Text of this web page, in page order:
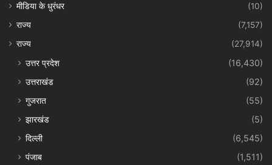
मीडिया के धुरंधर
(10)
राज्य
(7,157)
राज्य
(27,914)
उत्तर प्रदेश
(16,430)
उत्तराखंड
(92)
गुजरात
(55)
झारखंड
(5)
दिल्ली
(6,545)
पंजाब
(1,511)